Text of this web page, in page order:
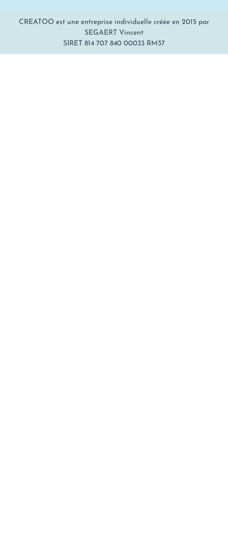
CREATOO est une entreprise individuelle créée en 2015 par
SEGAERT Vincent
SIRET 814 707 840 00033 RM37